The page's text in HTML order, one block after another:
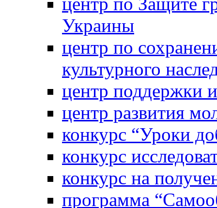
Украины
центр по
культурного
центр поддержки
центр развития
конкурс “Уроки
конкурс
конкурс на
программа